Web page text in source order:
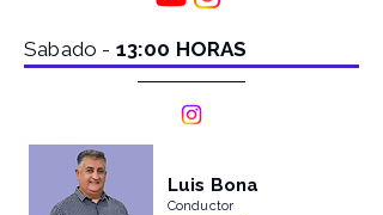
Sabado - 13:00 HORAS
Luis Bona
Conductor